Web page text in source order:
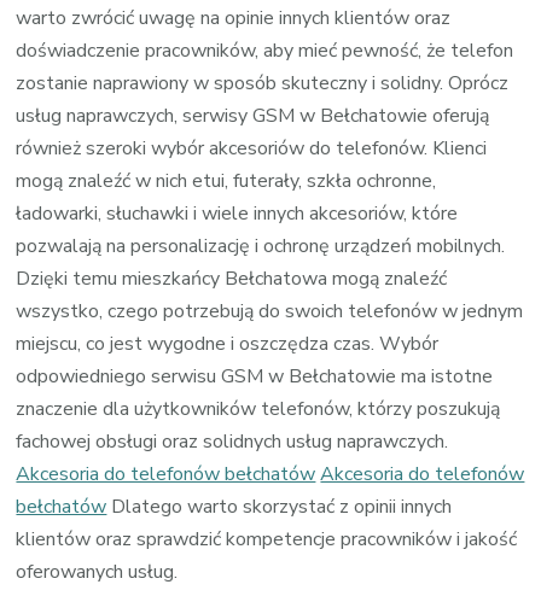
warto zwrócić uwagę na opinie innych klientów oraz
doświadczenie pracowników, aby mieć pewność, że telefon
zostanie naprawiony w sposób skuteczny i solidny. Oprócz
usług naprawczych, serwisy GSM w Bełchatowie oferują
również szeroki wybór akcesoriów do telefonów. Klienci
mogą znaleźć w nich etui, futerały, szkła ochronne,
ładowarki, słuchawki i wiele innych akcesoriów, które
pozwalają na personalizację i ochronę urządzeń mobilnych.
Dzięki temu mieszkańcy Bełchatowa mogą znaleźć
wszystko, czego potrzebują do swoich telefonów w jednym
miejscu, co jest wygodne i oszczędza czas. Wybór
odpowiedniego serwisu GSM w Bełchatowie ma istotne
znaczenie dla użytkowników telefonów, którzy poszukują
fachowej obsługi oraz solidnych usług naprawczych.
Akcesoria do telefonów bełchatów Akcesoria do telefonów
bełchatów Dlatego warto skorzystać z opinii innych
klientów oraz sprawdzić kompetencje pracowników i jakość
oferowanych usług.